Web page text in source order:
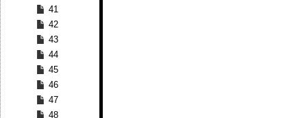
41
42
43
44
45
46
47
48